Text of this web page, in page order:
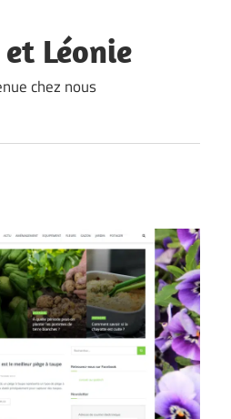
et Léonie
chez nous